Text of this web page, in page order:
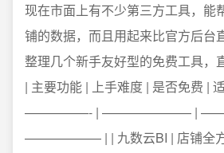
现在市面上有不少第三方工具，能
铺的数据，而且用起来比官方后台
整理几个新手友好型的免费工具，
| 主要功能 | 上手难度 | 是否免费 |
—————- | ——————— |
—————— | | 九数云BI | 店铺全